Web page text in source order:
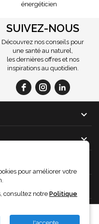
énergéticien
SUIVEZ-NOUS
Découvrez nos conseils pour
une santé au naturel,
les dernières offres et nos
inspirations au quotidien.


pour améliorer votre
consultez notre Politique